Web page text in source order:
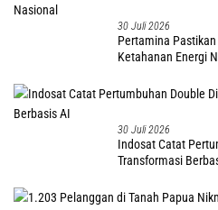
30 Juli 2026
Pertamina
Ketahanan Energi
30 Juli 2026
Indosat Catat
Transformasi